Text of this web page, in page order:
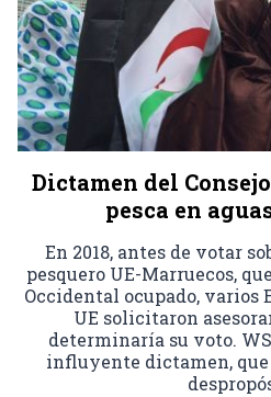
Dictamen del
pesca en
En 2018, antes de votar
pesquero UE-Marruecos,
Occidental ocupado, varios
UE solicitaron
determinaría su voto.
influyente dictamen,